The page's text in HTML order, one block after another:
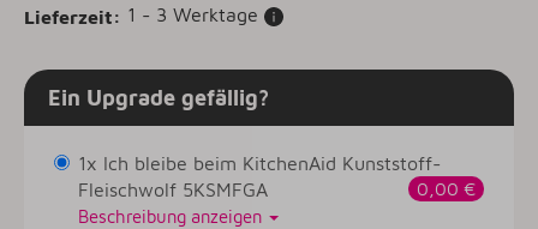
Lieferzeit: 1 - 3 Werktage
Ein Upgrade gefällig?
1x Ich bleibe beim KitchenAid Kunststoff-
Fleischwolf 5KSMFGA
0,00 €
Beschreibung anzeigen